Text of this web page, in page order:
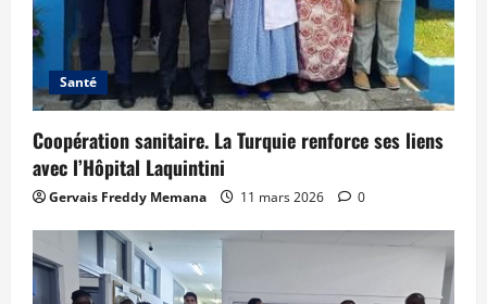
Santé
Coopération sanitaire. La Turquie renforce ses liens
avec l’Hôpital Laquintini
Gervais Freddy Memana 11 mars 2026 0